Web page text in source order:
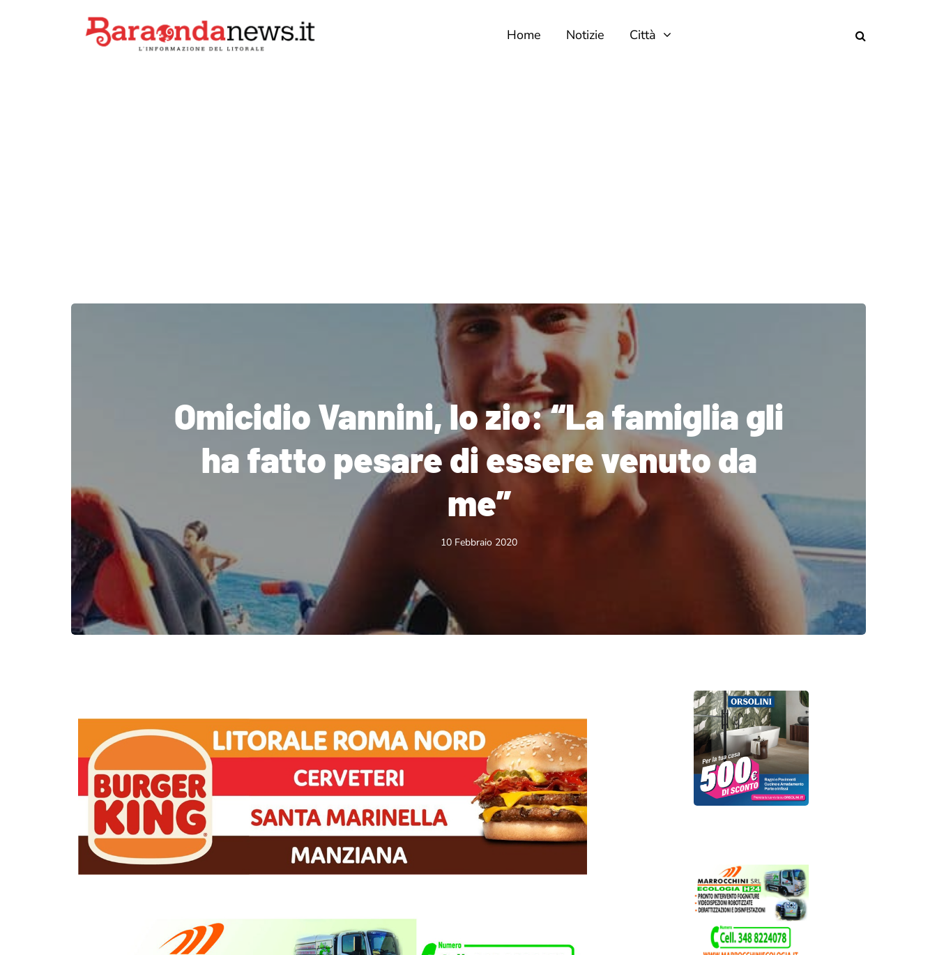
Home Notizie Città
Omicidio Vannini, lo zio: “La famiglia gli
ha fatto pesare di essere venuto da
me”
10 Febbraio 2020